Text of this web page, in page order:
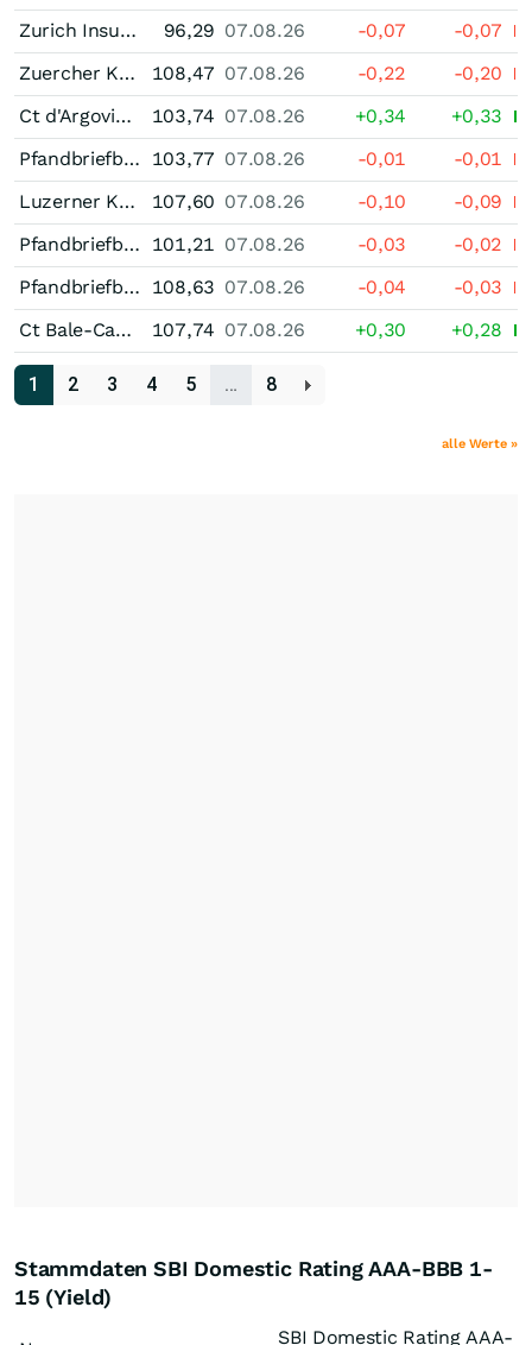
Zurich Insurance Unternehmensanleihe 0,10 % bis 08/32
96,29 07.08.26 -0,07
-0,07
Zuercher Kantonalbank Unternehmensanleihe 2,00 % bis 11/34
108,47 07.08.26 -0,22
-0,20
Ct d'Argovie 2,00 % bis 12/28
103,74 07.08.26 +0,34
+0,33
Pfandbriefbank der schweizerischen Hypothekarinstitute Pfandbrief 2,125 % bis 12/28
103,77 07.08.26 -0,01
-0,01
Luzerner KB 2,00 % bis 12/33
107,60 07.08.26 -0,10
-0,09
Pfandbriefbank der schweizerischen Hypothekarinstitute Pfandbrief 2,50 % bis 02/27
101,21 07.08.26 -0,03
-0,02
Pfandbriefbank der schweizerischen Hypothekarinstitute Pfandbrief 2,625 % bis 02/31
108,63 07.08.26 -0,04
-0,03
Ct Bale-Campagne 2,625 % bis 05/30
107,74 07.08.26 +0,30 +0,28
1 2 3 4 5 … 8
alle Werte »
Stammdaten SBI Domestic Rating AAA-BBB 1-
15 (Yield)
SBI Domestic Rating AAA-